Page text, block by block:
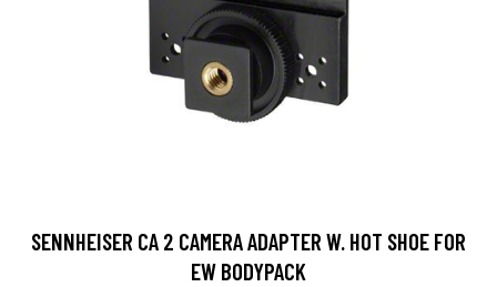
SENNHEISER CA 2 CAMERA ADAPTER W. HOT SHOE FOR
EW BODYPACK